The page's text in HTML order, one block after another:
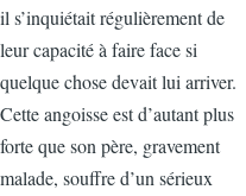
il s’inquiétait régulièrement de
leur capacité à faire face si
quelque chose devait lui arriver.
Cette angoisse est d’autant plus
forte que son père, gravement
malade, souffre d’un sérieux